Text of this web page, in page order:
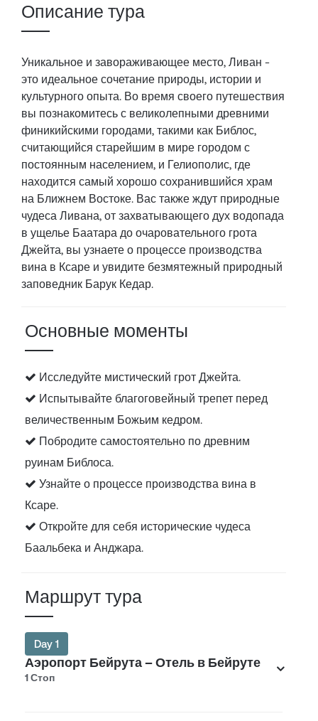
Описание тура
Уникальное и завораживающее место, Ливан -
это идеальное сочетание природы, истории и
культурного опыта. Во время своего путешествия
вы познакомитесь с великолепными древними
финикийскими городами, такими как Библос,
считающийся старейшим в мире городом с
постоянным населением, и Гелиополис, где
находится самый хорошо сохранившийся храм
на Ближнем Востоке. Вас также ждут природные
чудеса Ливана, от захватывающего дух водопада
в ущелье Баатара до очаровательного грота
Джейта, вы узнаете о процессе производства
вина в Ксаре и увидите безмятежный природный
заповедник Барук Кедар.
Основные моменты
Исследуйте мистический грот Джейта.
Испытывайте благоговейный трепет перед
величественным Божьим кедром.
Побродите самостоятельно по древним
руинам Библоса.
Узнайте о процессе производства вина в
Ксаре.
Откройте для себя исторические чудеса
Баальбека и Анджара.
Маршрут тура
Day 1
Аэропорт Бейрута – Отель в Бейруте
1 Стоп